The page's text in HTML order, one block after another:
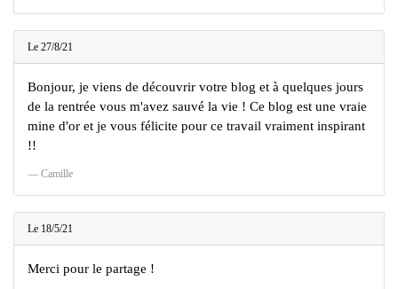
Le 27/8/21
Bonjour, je viens de découvrir votre blog et à quelques jours
de la rentrée vous m'avez sauvé la vie ! Ce blog est une vraie
mine d'or et je vous félicite pour ce travail vraiment inspirant
!!
Camille
Le 18/5/21
Merci pour le partage !